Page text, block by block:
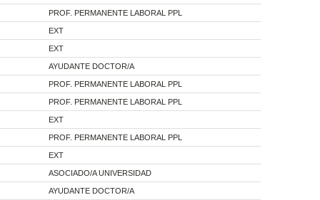
PROF. PERMANENTE LABORAL PPL
EXT
EXT
AYUDANTE DOCTOR/A
PROF. PERMANENTE LABORAL PPL
PROF. PERMANENTE LABORAL PPL
EXT
PROF. PERMANENTE LABORAL PPL
EXT
ASOCIADO/A UNIVERSIDAD
AYUDANTE DOCTOR/A